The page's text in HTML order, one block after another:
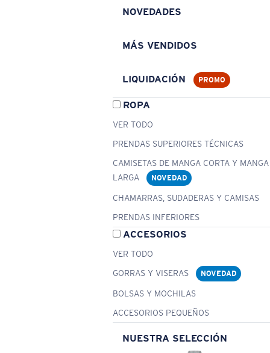
NOVEDADES
MÁS VENDIDOS
LIQUIDACIÓN PROMO
ROPA
VER TODO
PRENDAS SUPERIORES TÉCNICAS
CAMISETAS DE MANGA CORTA Y MANGA
LARGA
NOVEDAD
CHAMARRAS, SUDADERAS Y CAMISAS
PRENDAS INFERIORES
ACCESORIOS
VER TODO
GORRAS Y VISERAS
NOVEDAD
BOLSAS Y MOCHILAS
ACCESORIOS PEQUEÑOS
NUESTRA SELECCIÓN